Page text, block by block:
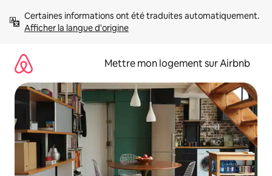
directement
Afficher la langue d'origine
Mettre mon logement sur Airbnb